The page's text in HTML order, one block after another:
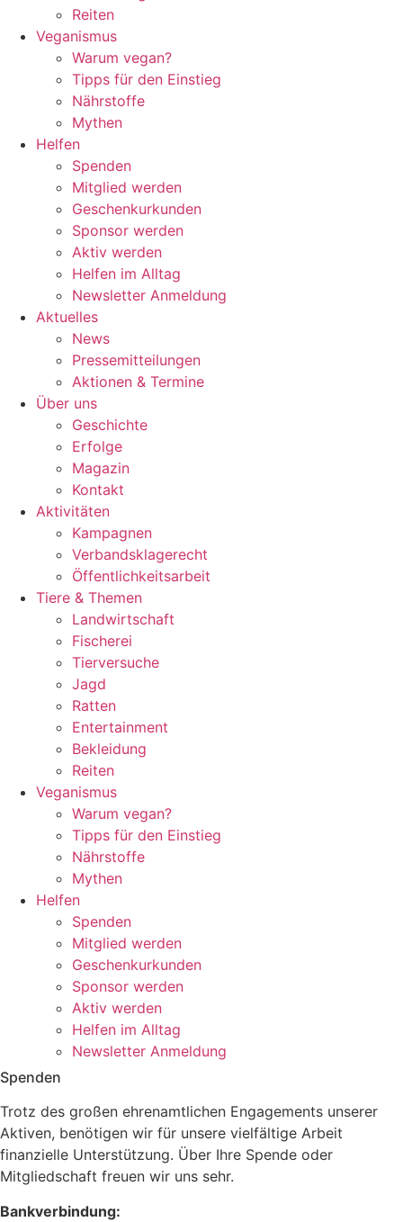
Reiten
Veganismus
Warum vegan?
Tipps für den Einstieg
Nährstoffe
Mythen
Helfen
Spenden
Mitglied werden
Geschenkurkunden
Sponsor werden
Aktiv werden
Helfen im Alltag
Newsletter Anmeldung
Aktuelles
News
Pressemitteilungen
Aktionen & Termine
Über uns
Geschichte
Erfolge
Magazin
Kontakt
Aktivitäten
Kampagnen
Verbandsklagerecht
Öffentlichkeitsarbeit
Tiere & Themen
Landwirtschaft
Fischerei
Tierversuche
Jagd
Ratten
Entertainment
Bekleidung
Reiten
Veganismus
Warum vegan?
Tipps für den Einstieg
Nährstoffe
Mythen
Helfen
Spenden
Mitglied werden
Geschenkurkunden
Sponsor werden
Aktiv werden
Helfen im Alltag
Newsletter Anmeldung
Spenden
Trotz des großen ehrenamtlichen Engagements unserer
Aktiven, benötigen wir für unsere vielfältige Arbeit
finanzielle Unterstützung. Über Ihre Spende oder
Mitgliedschaft freuen wir uns sehr.
Bankverbindung: